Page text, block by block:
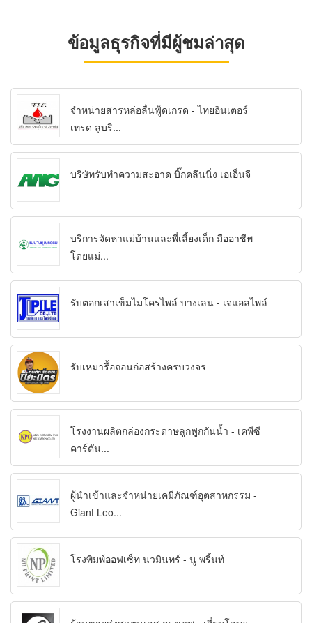
ข้อมูลธุรกิจที่มีผู้ชมล่าสุด
จำหน่ายสารหล่อลื่นฟู้ดเกรด - ไทยอินเตอร์
เทรด ลูบริ...
บริษัทรับทำความสะอาด บิ๊กคลีนนิ่ง เอเอ็นจี
บริการจัดหาแม่บ้านและพี่เลี้ยงเด็ก มืออาชีพ
โดยแม่...
รับตอกเสาเข็มไมโครไพล์ บางเลน - เจแอลไพล์
รับเหมารื้อถอนก่อสร้างครบวงจร
โรงงานผลิตกล่องกระดาษลูกฟูกกันน้ำ - เคพีซี
คาร์ตัน...
ผู้นำเข้าและจำหน่ายเคมีภัณฑ์อุตสาหกรรม -
Giant Leo...
โรงพิมพ์ออฟเซ็ท นวมินทร์ - นู พริ้นท์